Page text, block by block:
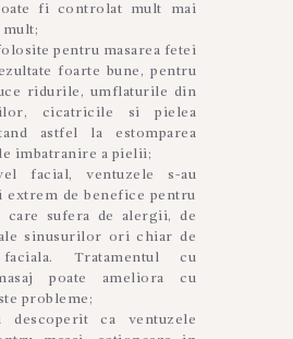
fi controlat mult mai
mult;
pentru masarea fetei
foarte bune, pentru
ridurile, umflaturile din
cicatricile si pielea
astfel la estomparea
imbatranire a pielii;
facial, ventuzele s-au
extrem de benefice pentru
care sufera de alergii, de
sinusurilor ori chiar de
Tratamentul cu
poate ameliora cu
probleme;
descoperit ca ventuzele